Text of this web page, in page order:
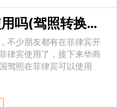
中国驾照在菲律宾可以使用吗(驾照转换指南)
不少朋友都有在菲律宾开
律宾使用了，接下来华商
驾照在菲律宾可以使用